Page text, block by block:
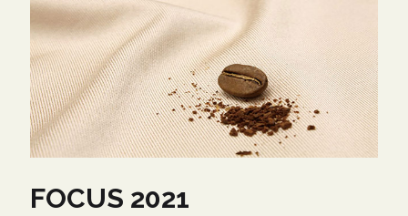
FOCUS 2021